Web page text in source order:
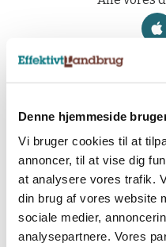
Denne hjemmeside
Vi bruger cookies til at
annoncer, til at vise dig
at analysere vores trafik.
din brug af vores website
sociale medier,
analysepartnere. Vores
Tilmeld dig et af
landbrugets vigtigste
Tilmeld